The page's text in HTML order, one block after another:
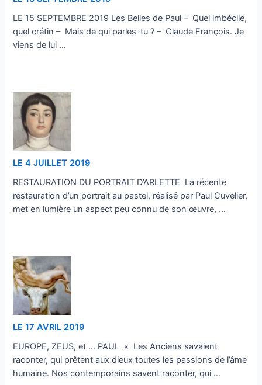
LE 15 SEPTEMBRE 2019 Les Belles de Paul – Quel imbécile,
quel crétin – Mais de qui parles-tu ? – Claude François. Je
viens de lui …
LE 4 JUILLET 2019
RESTAURATION DU PORTRAIT D’ARLETTE La récente
restauration d’un portrait au pastel, réalisé par Paul Cuvelier,
met en lumière un aspect peu connu de son œuvre, …
LE 17 AVRIL 2019
EUROPE, ZEUS, et … PAUL « Les Anciens savaient
raconter, qui prêtent aux dieux toutes les passions de l’âme
humaine. Nos contemporains savent raconter, qui …